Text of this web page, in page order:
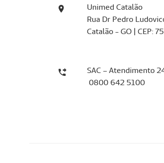
Unimed Catalão
Rua Dr Pedro
Catalão - GO | CEP:
SAC – Atendimento
0800 642 5100